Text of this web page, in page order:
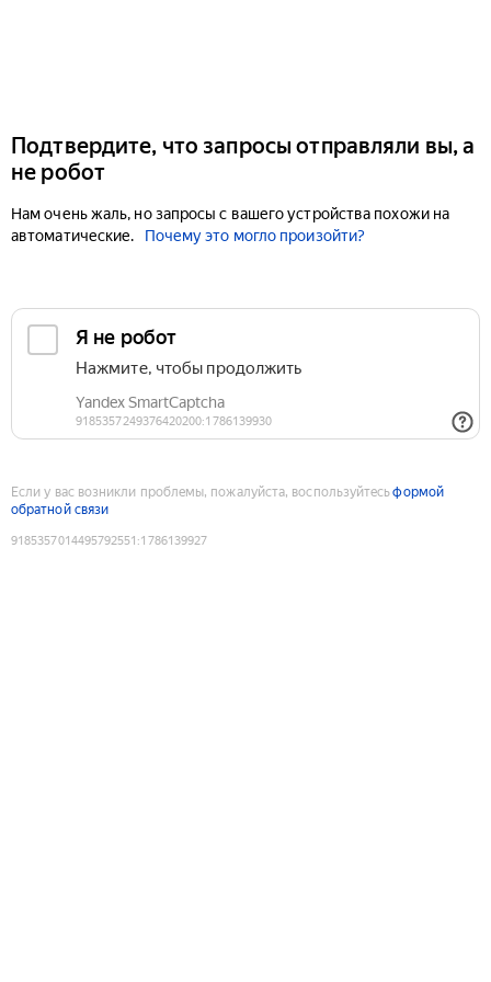
Подтвердите, что запросы отправляли вы, а
не робот
Нам очень жаль, но запросы с вашего устройства похожи на
автоматические.
Почему это могло произойти?
Если у вас возникли проблемы, пожалуйста, воспользуйтесьформой
обратной связи
9185357014495792551 :1786139927